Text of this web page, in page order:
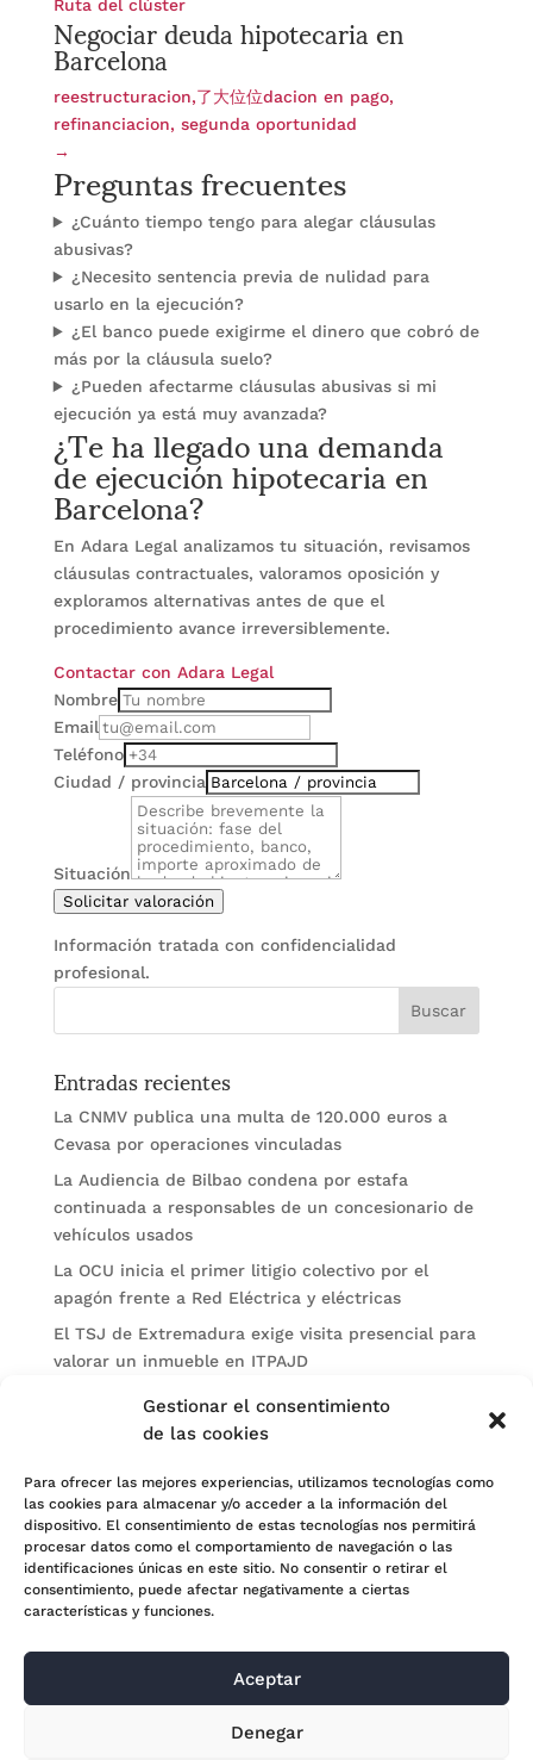
Gestionar el consentimiento
de las cookies
Para ofrecer las mejores experiencias, utilizamos tecnologías como
las cookies para almacenar y/o acceder a la información del
dispositivo. El consentimiento de estas tecnologías nos permitirá
procesar datos como el comportamiento de navegación o las
identificaciones únicas en este sitio. No consentir o retirar el
consentimiento, puede afectar negativamente a ciertas
características y funciones.
Aceptar
Denegar
Ruta del clúster
Negociar deuda hipotecaria en
Barcelona
reestructuracion,了大位位dacion en pago,
refinanciacion, segunda oportunidad
→
Preguntas frecuentes
¿Cuánto tiempo tengo para alegar cláusulas
abusivas?
¿Necesito sentencia previa de nulidad para
usarlo en la ejecución?
¿El banco puede exigirme el dinero que cobró de
más por la cláusula suelo?
¿Pueden afectarme cláusulas abusivas si mi
ejecución ya está muy avanzada?
¿Te ha llegado una demanda
de ejecución hipotecaria en
Barcelona?
En Adara Legal analizamos tu situación, revisamos
cláusulas contractuales, valoramos oposición y
exploramos alternativas antes de que el
procedimiento avance irreversiblemente.
Contactar con Adara Legal
Nombre
Email
Teléfono
Ciudad / provincia
Situación
Solicitar valoración
Información tratada con confidencialidad
profesional.
Entradas recientes
La CNMV publica una multa de 120.000 euros a
Cevasa por operaciones vinculadas
La Audiencia de Bilbao condena por estafa
continuada a responsables de un concesionario de
vehículos usados
La OCU inicia el primer litigio colectivo por el
apagón frente a Red Eléctrica y eléctricas
El TSJ de Extremadura exige visita presencial para
valorar un inmueble en ITPAJD
Un burofax genérico no basta para acreditar el
intento de MASC antes de demandar
Categorías
Actualidad
Noticias Jurídicas
Subastas
Aviso Legal